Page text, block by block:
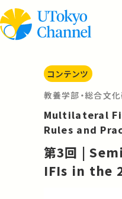
コンテンツ
教養学部・総合文
Multilateral
Rules and
第3回 |
IFIs in the